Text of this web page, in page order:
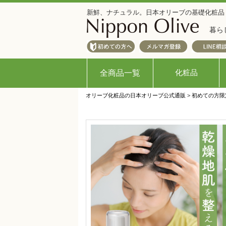
新鮮、ナチュラル。日本オリーブの基礎化粧
暮ら
全商品一覧 化粧品
オリーブ化粧品の日本オリーブ公式通販 > 初めての方